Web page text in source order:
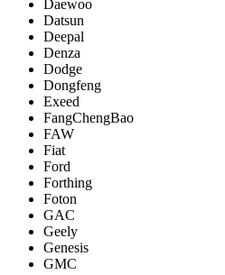
Daewoo
Datsun
Deepal
Denza
Dodge
Dongfeng
Exeed
FangChengBao
FAW
Fiat
Ford
Forthing
Foton
GAC
Geely
Genesis
GMC